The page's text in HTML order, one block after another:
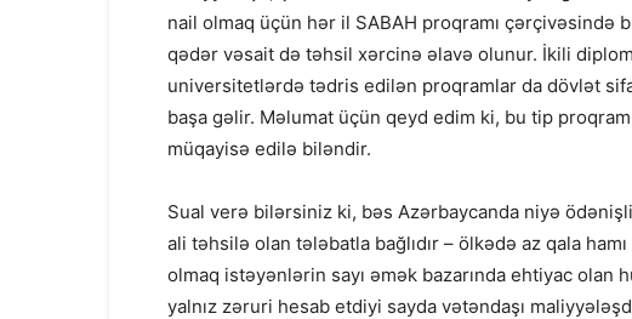
nail olmaq üçün hər il SABAH proqramı çərçivəsində
qədər vəsait də təhsil xərcinə əlavə olunur. İkili
universitetlərdə tədris edilən proqramlar da dövlət
başa gəlir. Məlumat üçün qeyd edim ki, bu tip
müqayisə edilə biləndir.
Sual verə bilərsiniz ki, bəs Azərbaycanda niyə
ali təhsilə olan tələbatla bağlıdır – ölkədə az qala
olmaq istəyənlərin sayı əmək bazarında ehtiyac olan
yalnız zəruri hesab etdiyi sayda vətəndaşı